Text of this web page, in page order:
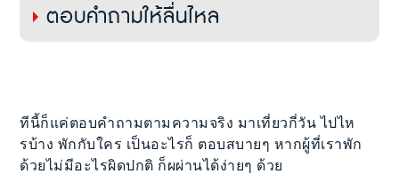
ตอบคำถามให้ลื่นไหล
ทีนี้ก็แค่ตอบคำถามตามความจริง มาเที่ยวกี่วัน ไปไห
รบ้าง พักกับใคร เป็นอะไรก็ ตอบสบายๆ หากผู้ที่เราพัก
ด้วยไม่มีอะไรผิดปกติ ก็ผผ่านได้ง่ายๆ ด้วย